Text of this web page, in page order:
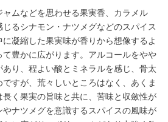
ムなどを思わせる果実香、カラメル
るシナモン・ナツメグなどのスパイス
凝縮した果実味が香りから想像するよ
豊かに広がります。アルコールをやや
り、程よい酸とミネラルを感じ、骨太
すが、荒々しいところはなく、あくま
く果実の旨味と共に、苦味と収斂性が
ナツメグを意識するスパイスの風味が